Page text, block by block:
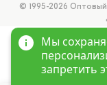
© 1995-2026
Мы
запретить